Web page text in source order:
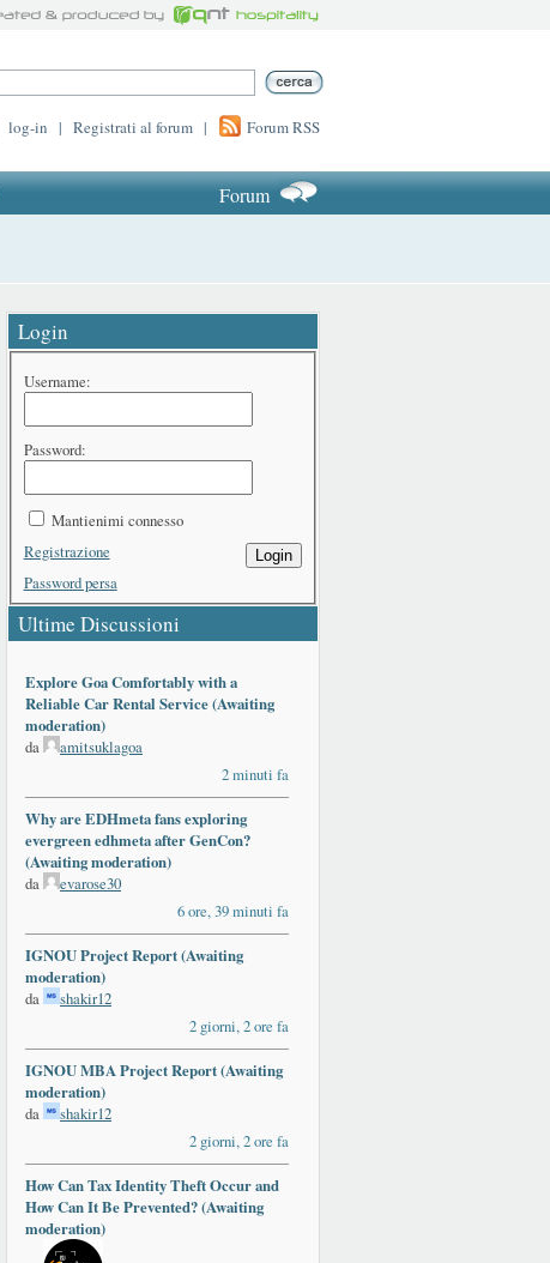
log-in | Registrati al forum | Forum RSS
Forum
Login
Username:
Password:
Mantienimi connesso
Login
Registrazione
Password persa
Ultime Discussioni
Explore Goa Comfortably with a
Reliable Car Rental Service (Awaiting
moderation)
da
amitsuklagoa
2 minuti fa
Why are EDHmeta fans exploring
evergreen edhmeta after GenCon?
(Awaiting moderation)
da
evarose30
6 ore, 39 minuti fa
IGNOU Project Report (Awaiting
moderation)
da
shakir12
2 giorni, 2 ore fa
IGNOU MBA Project Report (Awaiting
moderation)
da
shakir12
2 giorni, 2 ore fa
How Can Tax Identity Theft Occur and
How Can It Be Prevented? (Awaiting
moderation)